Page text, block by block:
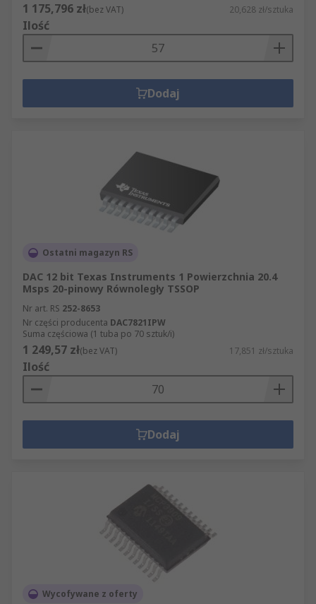
1 175,796 zł(bez VAT) 20,628 zł/sztuka
Ilość
Dodaj
Ostatni magazyn RS
DAC 12 bit Texas Instruments 1 Powierzchnia 20.4
Msps 20-pinowy Równoległy TSSOP
Nr art. RS 252-8653
Nr części producenta DAC7821IPW
Suma częściowa (1 tuba po 70 sztuk/i)
1 249,57 zł(bez VAT) 17,851 zł/sztuka
Ilość
Dodaj
Wycofywane z oferty